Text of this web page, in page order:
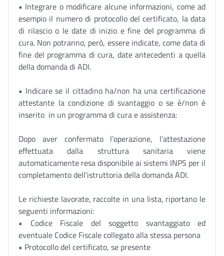
• Integrare o modificare alcune informazioni, come ad
esempio il numero di protocollo del certificato, la data
di rilascio o le date di inizio e fine del programma di
cura. Non potranno, però, essere indicate, come data di
fine del programma di cura, date antecedenti a quella
della domanda di ADI.
• Indicare se il cittadino ha/non ha una certificazione
attestante la condizione di svantaggio o se è/non è
inserito in un programma di cura e assistenza:
Dopo aver confermato l’operazione, l’attestazione
effettuata dalla struttura sanitaria viene
automaticamente resa disponibile ai sistemi INPS per il
completamento dell’istruttoria della domanda ADI.
Le richieste lavorate, raccolte in una lista, riportano le
seguenti informazioni:
• Codice Fiscale del soggetto svantaggiato ed
eventuale Codice Fiscale collegato alla stessa persona
• Protocollo del certificato, se presente